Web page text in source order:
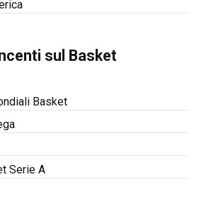
sul Basket
Basket
Serie A